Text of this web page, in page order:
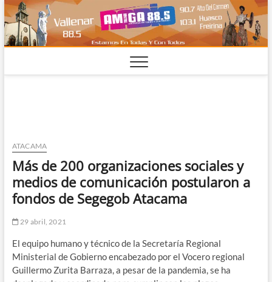
Saltar
al
contenido
ATACAMA
Más de 200 organizaciones sociales y
medios de comunicación postularon a
fondos de Segegob Atacama
29 abril, 2021
El equipo humano y técnico de la Secretaría Regional
Ministerial de Gobierno encabezado por el Vocero regional
Guillermo Zurita Barraza, a pesar de la pandemia, se ha